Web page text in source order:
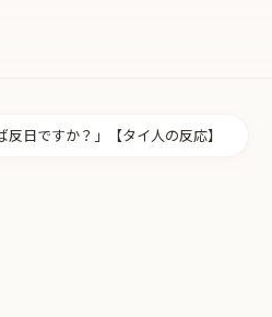
反日ですか？」【タイ人の反応】